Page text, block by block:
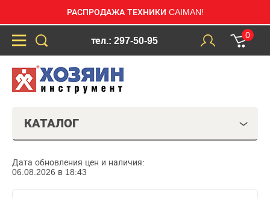
РАСПРОДАЖА ТЕХНИКИ CAIMAN!
тел.: 297-50-95
0
КАТАЛОГ
Дата обновления цен и наличия:
06.08.2026 в 18:43